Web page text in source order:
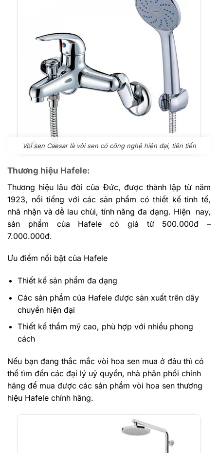
Vòi sen Caesar là vòi sen có công nghệ hiện đại, tiên tiến
Thương hiệu Hafele:
Thương hiệu lâu đời của Đức, được thành lập từ năm
1923, nổi tiếng với các sản phẩm có thiết kế tinh tế,
nhã nhặn và dễ lau chùi, tính năng đa dạng. Hiện nay,
sản phẩm của Hafele có giá từ 500.000đ –
7.000.000đ.
Ưu điểm nổi bật của Hafele
Thiết kế sản phẩm đa dạng
Các sản phẩm của Hafele được sản xuất trên dây
chuyền hiện đại
Thiết kế thẩm mỹ cao, phù hợp với nhiều phong
cách
Nếu bạn đang thắc mắc vòi hoa sen mua ở đâu thì có
thể tìm đến các đại lý uỷ quyền, nhà phân phối chính
hãng để mua được các sản phẩm vòi hoa sen thương
hiệu Hafele chính hãng.